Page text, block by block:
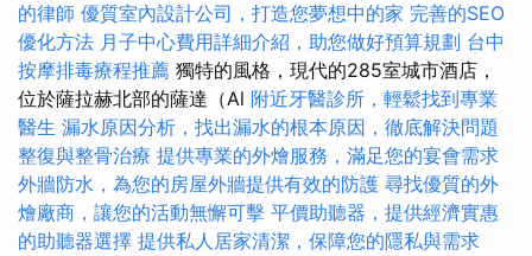
的律師 優質室內設計公司，打造您夢想中的家 完善的SEO
優化方法 月子中心費用詳細介紹，助您做好預算規劃 台中
按摩排毒療程推薦 獨特的風格，現代的285室城市酒店，
位於薩拉赫北部的薩達（Al 附近牙醫診所，輕鬆找到專業
醫生 漏水原因分析，找出漏水的根本原因，徹底解決問題
整復與整骨治療 提供專業的外燴服務，滿足您的宴會需求
外牆防水，為您的房屋外牆提供有效的防護 尋找優質的外
燴廠商，讓您的活動無懈可擊 平價助聽器，提供經濟實惠
的助聽器選擇 提供私人居家清潔，保障您的隱私與需求